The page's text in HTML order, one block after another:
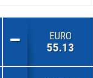
EURO
55.13